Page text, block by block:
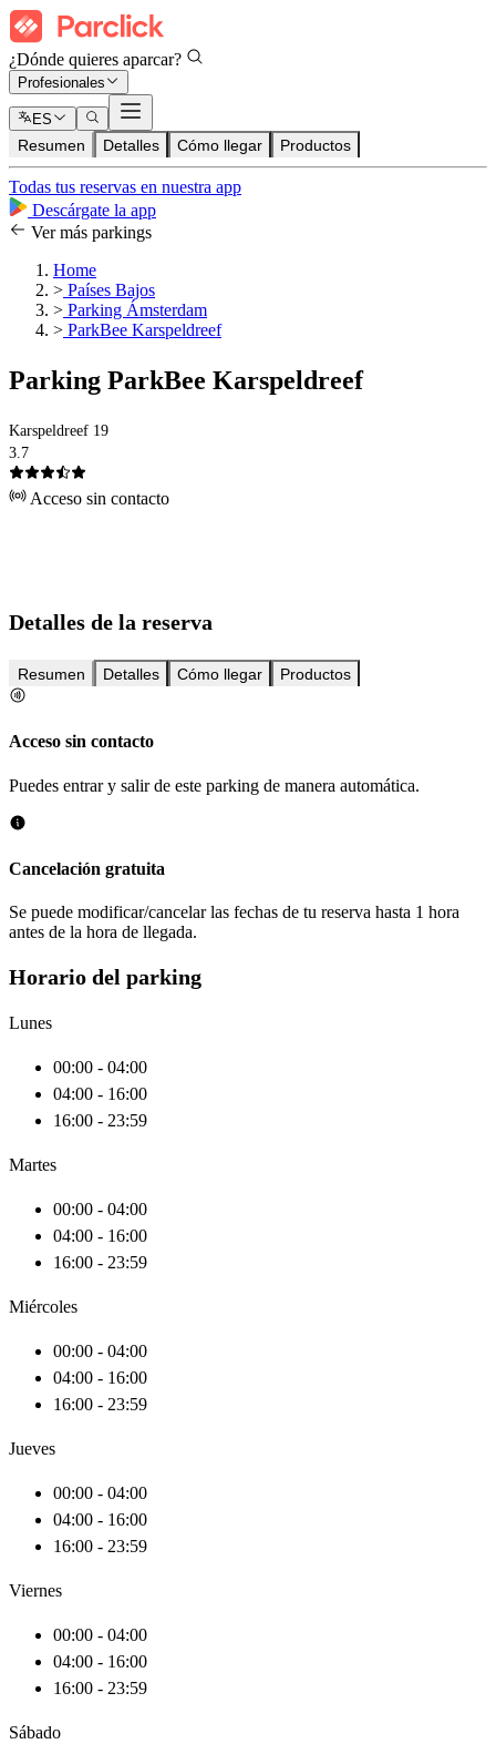
¿Dónde quieres aparcar?
Profesionales
ES
Resumen Detalles Cómo llegar Productos
Todas tus reservas en nuestra app
Descárgate la app
Ver más parkings
Home
> Países Bajos
> Parking Ámsterdam
> ParkBee Karspeldreef
Parking ParkBee Karspeldreef
Karspeldreef 19
3.7
Acceso sin contacto
Detalles de la reserva
Resumen Detalles Cómo llegar Productos
Acceso sin contacto
Puedes entrar y salir de este parking de manera automática.
Cancelación gratuita
Se puede modificar/cancelar las fechas de tu reserva hasta 1 hora
antes de la hora de llegada.
Horario del parking
Lunes
00:00 - 04:00
04:00 - 16:00
16:00 - 23:59
Martes
00:00 - 04:00
04:00 - 16:00
16:00 - 23:59
Miércoles
00:00 - 04:00
04:00 - 16:00
16:00 - 23:59
Jueves
00:00 - 04:00
04:00 - 16:00
16:00 - 23:59
Viernes
00:00 - 04:00
04:00 - 16:00
16:00 - 23:59
Sábado